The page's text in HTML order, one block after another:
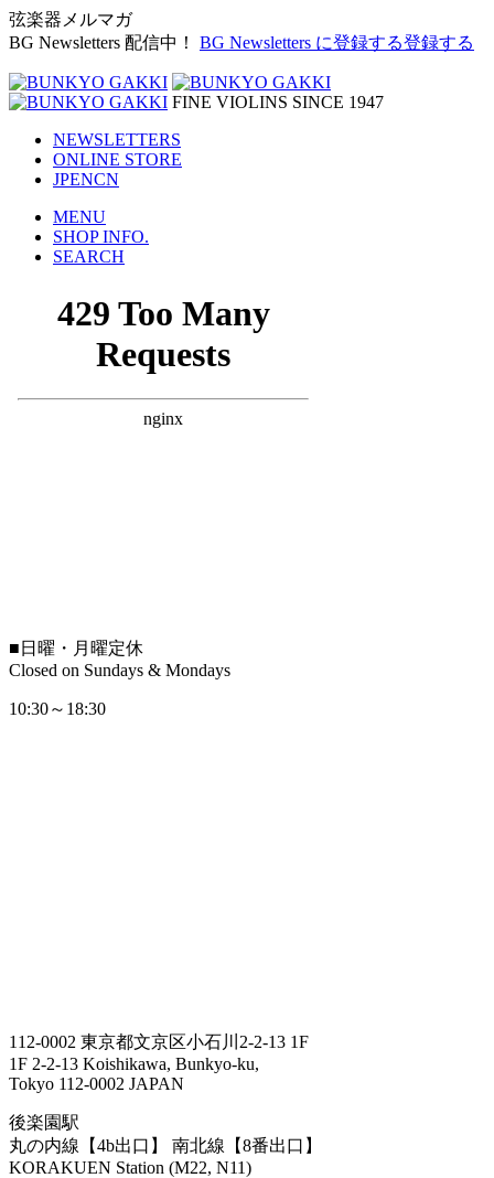
弦楽器メルマガ
BG Newsletters 配信中！
BG Newsletters に登録する登録する
FINE VIOLINS SINCE 1947
NEWSLETTERS
ONLINE STORE
JPENCN
MENU
SHOP INFO.
SEARCH
■ 日曜・月曜定休
Closed on Sundays & Mondays
10:30～18:30
112-0002 東京都文京区小石川2-2-13 1F
1F 2-2-13 Koishikawa, Bunkyo-ku,
Tokyo 112-0002 JAPAN
後楽園駅
丸の内線【4b出口】 南北線【8番出口】
KORAKUEN Station (M22, N11)